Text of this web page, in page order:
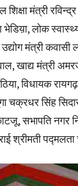
मंत्री
भेडिय़ा, लोक
मंत्री
खाद्य मंत्री
विधायक
चक्रधर सिंह
सभापति नगर
श्रीमती पद्मलता